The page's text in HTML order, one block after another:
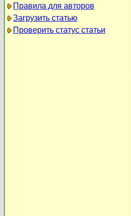
Правила для авторов
Загрузить статью
Проверить статус статьи